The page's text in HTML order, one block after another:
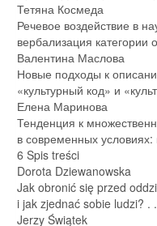
Тетяна Космеда
Речевое воздействие в
вербализация категории
Валентина Маслова
Новые подходы к
«культурный код» и
Елена Маринова
Тенденция к
в современных
6 Spis treści
Dorota Dziewanowska
Jak obronić się przed
i jak zjednać sobie ludzi?
Jerzy Świątek